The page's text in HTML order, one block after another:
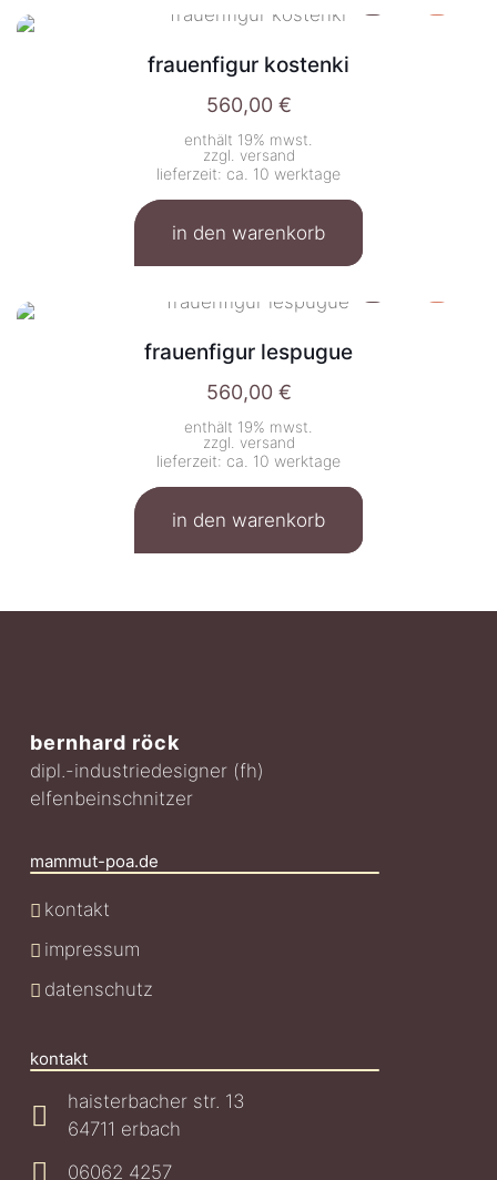
frauenfigur kostenki
560,00 €
enthält 19% mwst.
zzgl. versand
lieferzeit: ca. 10 werktage
in den warenkorb
frauenfigur lespugue
560,00 €
enthält 19% mwst.
zzgl. versand
lieferzeit: ca. 10 werktage
in den warenkorb
bernhard röck
dipl.-industriedesigner (fh)
elfenbeinschnitzer
mammut-poa.de
kontakt
impressum
datenschutz
kontakt
haisterbacher str. 13
64711 erbach
06062 4257